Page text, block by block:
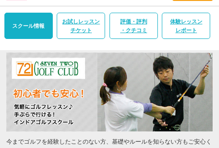
スクール情報
お試しレッスン
チケット
評価・評判
・クチコミ
体験レッスン
レポート
今までゴルフを経験したことのない方、基礎やルールを知らない方もご安心く